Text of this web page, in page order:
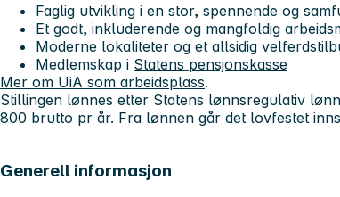
Faglig utvikling i en stor, spennende og
Et godt, inkluderende og mangfoldig
Moderne lokaliteter og et allsidig
Medlemskap i Statens pensjonskasse
Mer om UiA som arbeidsplass.
Stillingen lønnes etter Statens lønnsregulativ
800 brutto pr år. Fra lønnen går det lovfestet
Generell informasjon